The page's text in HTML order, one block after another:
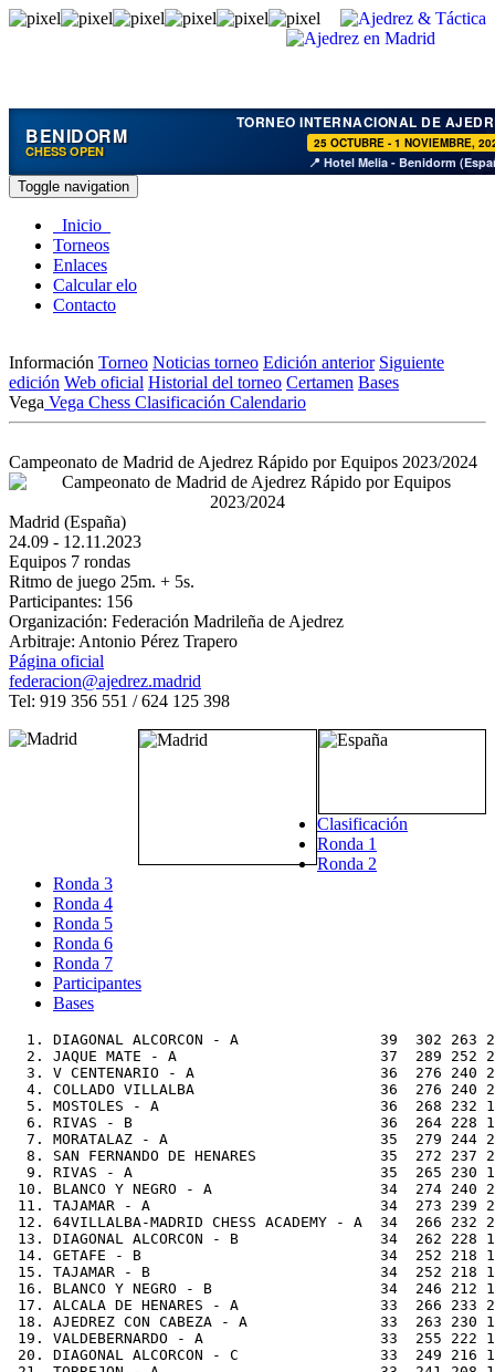
BENIDORM
CHESS OPEN
TORNEO INTERNACIONAL DE
25 OCTUBRE - 1 NOVIEMBRE,
📍 Hotel Melia - Benidorm
Toggle navigation
Inicio
Torneos
Enlaces
Calcular elo
Contacto
Información Torneo Noticias torneo Edición anterior Siguiente
edición Web oficial Historial del torneo Certamen Bases
Vega Vega Chess Clasificación Calendario
Campeonato de Madrid de Ajedrez Rápido por Equipos 2023/2024
Madrid (España)
24.09 - 12.11.2023
Equipos 7 rondas
Ritmo de juego 25m. + 5s.
Participantes: 156
Organización: Federación Madrileña de Ajedrez
Arbitraje: Antonio Pérez Trapero
Página oficial
federacion@ajedrez.madrid
Tel: 919 356 551 / 624 125 398
Clasificación
Ronda 1
Ronda 2
Ronda 3
Ronda 4
Ronda 5
Ronda 6
Ronda 7
Participantes
Bases
1. DIAGONAL ALCORCON - A                39  302 263 225 190 158 129 103 80 60 42 30 18 9 3   202   231   165   40,0
  2. JAQUE MATE - A                       37  289 252 217 185 156 130 105 81 60 42 30 18 9 3   201   225   162   38,0
  3. V CENTENARIO - A                     36  276 240 207 177 148 122  99 79 60 42 30 18 9 3   201   231   164   33,5
  4. COLLADO VILLALBA                     36  276 240 207 175 146 119  95 74 55 38 27 16 8 3   199   226   160   34,0
  5. MOSTOLES - A                         36  268 232 198 167 138 112  89 69 52 38 28 17 9 3   187   214   153   34,0
  6. RIVAS - B                            36  264 228 195 165 138 113  91 71 54 40 30 18 9 3   195   216   159   33,0   Sub-2000
  7. MORATALAZ - A                        35  279 244 212 183 155 128 102 79 59 42 30 18 9 3   195   223   156   33,0
  8. SAN FERNANDO DE HENARES              35  272 237 205 176 148 122  99 77 58 42 30 18 9 3   192   216   156   33,5
  9. RIVAS - A                            35  265 230 198 168 141 117  94 73 55 40 30 18 9 3   194   221   160   34,5
 10. BLANCO Y NEGRO - A                   34  274 240 208 177 149 123  99 78 59 42 30 18 9 3   202   226   165   33,0
 11. TAJAMAR - A                          34  273 239 207 176 148 123 101 80 60 42 30 18 9 3   207   234   168   33,0
 12. 64VILLALBA-MADRID CHESS ACADEMY - A  34  266 232 201 173 146 121  97 76 57 40 29 18 9 3   198   225   162   31,5
 13. DIAGONAL ALCORCON - B                34  262 228 197 168 140 114  91 71 54 40 30 18 9 3   191   215   157   32,0
 14. GETAFE - B                           34  252 218 187 159 134 112  91 73 56 40 30 18 9 3   186   210   151   27,5   Sub-1600
 15. TAJAMAR - B                          34  252 218 186 157 131 108  88 70 54 40 30 18 9 3   176   200   144   29,5   Sub-2000
 16. BLANCO Y NEGRO - B                   34  246 212 181 153 128 106  86 69 53 38 26 16 9 3   176   202   144   32,0   Sub-2000
 17. ALCALA DE HENARES - A                33  266 233 201 171 144 120  97 75 56 40 30 18 9 3   196   223   160   36,0
 18. AJEDREZ CON CABEZA - A               33  263 230 199 170 143 117  94 73 55 39 28 17 9 3   189   216   153   32,0   Sub-2000
 19. VALDEBERNARDO - A                    33  255 222 191 162 136 113  91 71 54 40 30 18 9 3   189   212   152   30,5   Sub-1800
 20. DIAGONAL ALCORCON - C                33  249 216 186 159 134 110  88 69 52 37 26 15 7 2   178   203   146   27,0   Sub-2000
 21. TORREJON - A                         33  241 208 178 151 127 106  86 67 51 38 28 17 9 3   176   203   142   29,5   Sub-2000
 22. LA DIDACTICA - A                     32  270 238 207 177 150 124 101 79 60 42 30 18 9 3   200   225   164   32,0
 23. EXPANSION DE HORTALEZA - A           32  258 226 195 165 138 114  93 75 58 42 30 18 9 3   190   217   154   34,0
 24. ALCALA DE HENARES - B                32  255 223 192 163 136 112  91 72 55 40 30 18 9 3   189   216   154   29,5   Sub-2000
 25. VIRGEN DE ATOCHA - A                 32  252 220 190 162 137 114  94 75 57 40 29 18 9 3   188   212   153   30,5   Sub-2000
 26. TRES CANTOS - A                      32  251 219 190 164 140 117  95 74 55 38 27 16 8 3   191   216   155   29,5   Sub-2000
 27. POZUELO - A                          32  247 215 186 160 135 111  89 68 50 35 26 15 7 2   195   222   160   27,5   Sub-2000
 28. VALLECAS VILLA - A                   32  246 214 185 158 132 107  85 65 48 34 24 16 9 3   181   204   145   30,0   Sub-1800
 29. POZUELO - B                          32  235 203 173 145 120  98  79 63 48 34 24 16 9 3   184   210   148   28,5   Sub-1800
 30. FILANTROPOS EQUIGOMA - A             32  234 202 173 147 123 101  81 64 48 35 26 15 7 2   178   205   146   26,5
 31. MAGERIT - B                          32  233 201 172 145 120  96  75 57 42 29 20 13 7 2   173   195   141   26,0   Sub-1800
 32. PARLA                                32  228 196 167 141 118  97  78 61 47 35 25 16 9 3   170   197   140   26,0   Sub-2000
 33. DIAGONAL ALCORCON - D                32  221 189 160 134 111  90  72 57 45 34 25 16 9 3   173   196   139   28,0   Sub-1800
 34. FILANTROPOS EQUIGOMA - B             31  269 238 209 181 154 128 103 81 60 42 30 18 9 3   198   224   161   30,0
 35. FUENLABRADA - A                      31  251 220 190 161 134 110  89 71 54 40 30 18 9 3   192   215   153   34,0   Sub-2000
 36. CHAMBERI ACADEMIA - A                31  245 214 184 155 129 106  84 65 49 36 27 16 8 3   191   218   155   28,5   Sub-2000
 37. JAQUE MATE - B                       31  236 205 177 152 128 106  85 65 48 34 24 16 9 3   188   214